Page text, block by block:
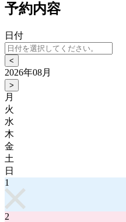
予約内容
日付
<
2026年08月
>
月
火
水
木
金
土
日
1
2